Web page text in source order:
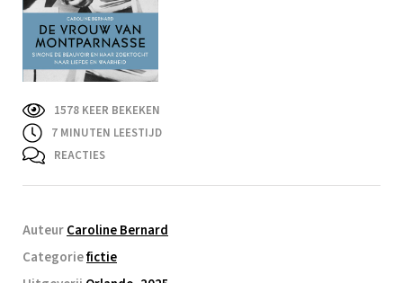
1578 KEER BEKEKEN
7 MINUTEN LEESTIJD
REACTIES
AuteurCaroline Bernard
Categoriefictie